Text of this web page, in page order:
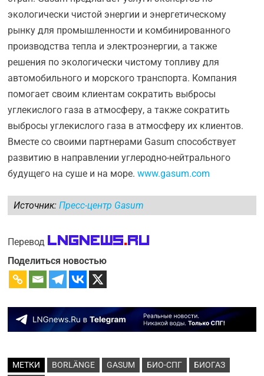
экологически чистой энергии и энергетическому
рынку для промышленности и комбинированного
производства тепла и электроэнергии, а также
решения по экологически чистому топливу для
автомобильного и морского транспорта. Компания
помогает своим клиентам сократить выбросы
углекислого газа в атмосферу, а также сократить
выбросы углекислого газа в атмосферу их клиентов.
Вместе со своими партнерами Gasum способствует
развитию в направлении углеродно-нейтрального
будущего на суше и на море.www.gasum.com
Источник:Пресс-центр Gasum
Перевод LNGnews. Ru
Поделиться новостью
МЕТКИ BORLÄNGE GASUM БИО-СПГ
БИОГАЗ